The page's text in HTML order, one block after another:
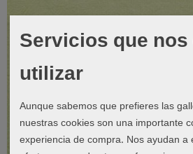
Servicios que
utilizar
Aunque sabemos que prefieres las
nuestras cookies son una importante
experiencia de compra. Nos ayudan a